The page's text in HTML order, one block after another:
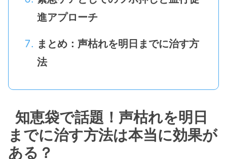
進アプローチ
まとめ：声枯れを明日までに治す方
法
知恵袋で話題！声枯れを明日
までに治す方法は本当に効果が
ある？